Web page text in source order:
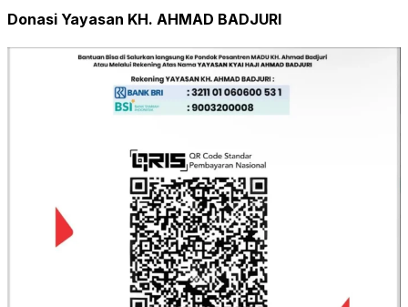
Donasi Yayasan KH. AHMAD BADJURI